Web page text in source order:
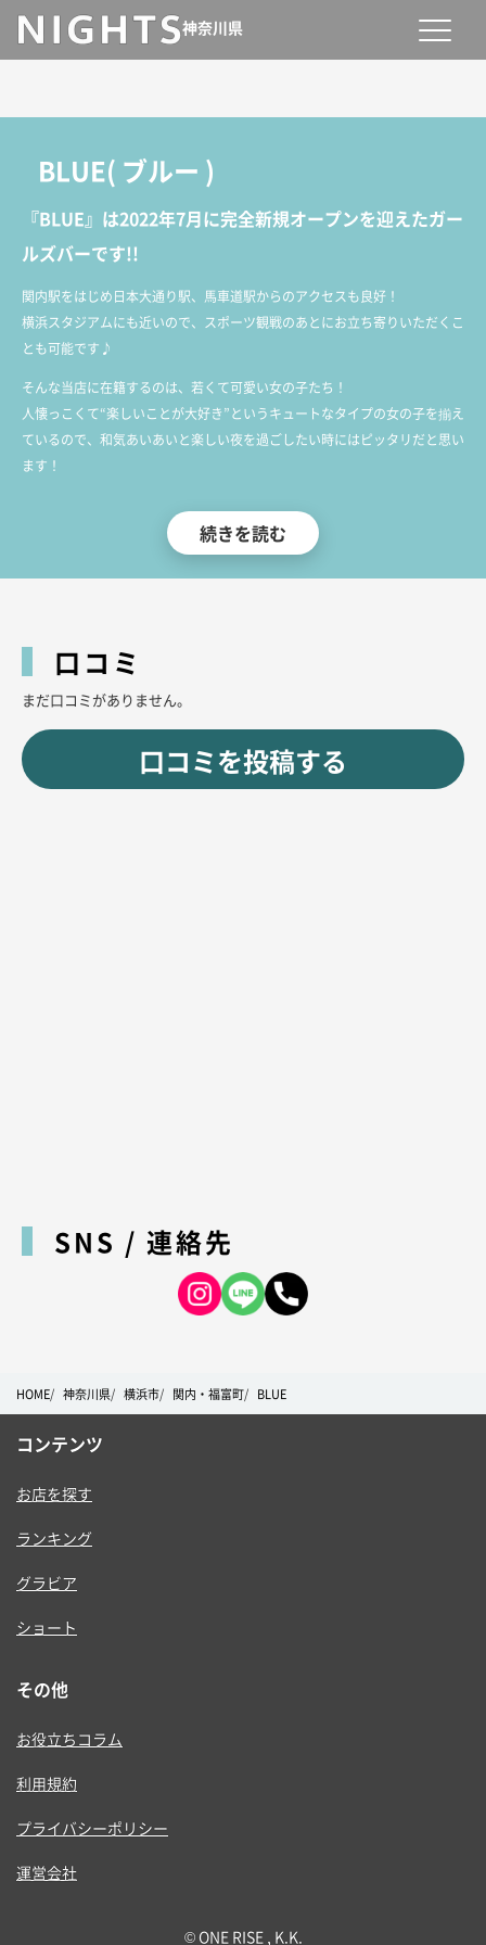
神奈川県
BLUE( ブルー )
『BLUE』は2022年7月に完全新規オープンを迎えたガー
ルズバーです!!
関内駅をはじめ日本大通り駅、馬車道駅からのアクセスも良好！
横浜スタジアムにも近いので、スポーツ観戦のあとにお立ち寄りいただくこ
とも可能です♪
そんな当店に在籍するのは、若くて可愛い女の子たち！
人懐っこくて“楽しいことが大好き”というキュートなタイプの女の子を揃え
ているので、和気あいあいと楽しい夜を過ごしたい時にはピッタリだと思い
ます！
料金システムはリーズナブルで、ビールや焼酎、ウイスキーなど数十種類の
お酒を飲み放題♪カラオケも無料でお楽しみいただけます！
皆さんのお越しをお待ちしています!!
続きを読む
口コミ
まだ口コミがありません。
口コミを投稿する
SNS / 連絡先
HOME 神奈川県 横浜市 関内・福富町 BLUE
コンテンツ
お店を探す
ランキング
グラビア
ショート
その他
お役立ちコラム
利用規約
プライバシーポリシー
運営会社
© ONE RISE , K.K.